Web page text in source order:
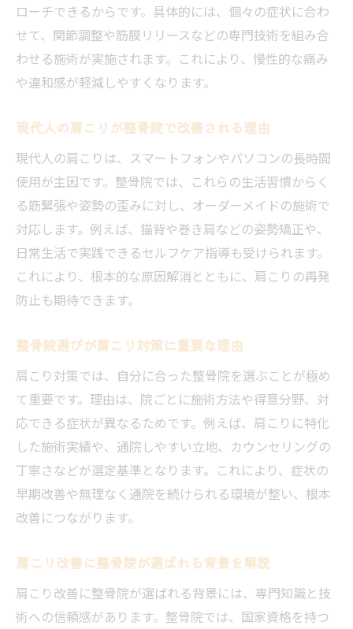
整骨院の活用で肩こりを根本改善するコツ
肩こり改善に役立つ整骨院の通院方法
整骨院選びが肩こり再発防止に繋がる理由
根本改善を目指す整骨院での相談ポイント
整骨院の定期利用で肩こりを予防する方法
慢性的な肩こりに整骨院でできるケア方法
慢性肩こりに対応する整骨院の専門ケア法
整骨院が提案する慢性肩こりの改善プラン
肩こりが慢性化した際の整骨院利用のポイ
ント
整骨院で受ける慢性肩こりの個別対応施術
肩こりに悩む方へ整骨院通院のポイント解説
法
肩こり対策のための整骨院通院スケジュー
ル
整骨院での肩こり相談時に確認するべき点
意点
整骨院通院中に実践すべき肩こり予防法
整骨院と肩こり解消のための生活サポート
ローチできるからです。具体的には、個々の症状に合わ
せて、関節調整や筋膜リリースなどの専門技術を組み合
わせる施術が実施されます。これにより、慢性的な痛み
や違和感が軽減しやすくなります。
現代人の肩こりが整骨院で改善される理由
現代人の肩こりは、スマートフォンやパソコンの長時間
使用が主因です。整骨院では、これらの生活習慣からく
る筋緊張や姿勢の歪みに対し、オーダーメイドの施術で
対応します。例えば、猫背や巻き肩などの姿勢矯正や、
日常生活で実践できるセルフケア指導も受けられます。
これにより、根本的な原因解消とともに、肩こりの再発
防止も期待できます。
整骨院選びが肩こり対策に重要な理由
肩こり対策では、自分に合った整骨院を選ぶことが極め
て重要です。理由は、院ごとに施術方法や得意分野、対
応できる症状が異なるためです。例えば、肩こりに特化
した施術実績や、通院しやすい立地、カウンセリングの
丁寧さなどが選定基準となります。これにより、症状の
早期改善や無理なく通院を続けられる環境が整い、根本
改善につながります。
肩こり改善に整骨院が選ばれる背景を解説
肩こり改善に整骨院が選ばれる背景には、専門知識と技
術への信頼感があります。整骨院では、国家資格を持つ